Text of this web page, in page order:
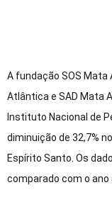
A fundação SOS Mata
Atlântica e SAD Mata
Instituto Nacional de
diminuição de 32,7%
Espírito Santo. Os
comparado com o ano